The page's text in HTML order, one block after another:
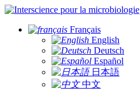
pour la microbiologie
Français
English
Deutsch
Español
日本語
中文